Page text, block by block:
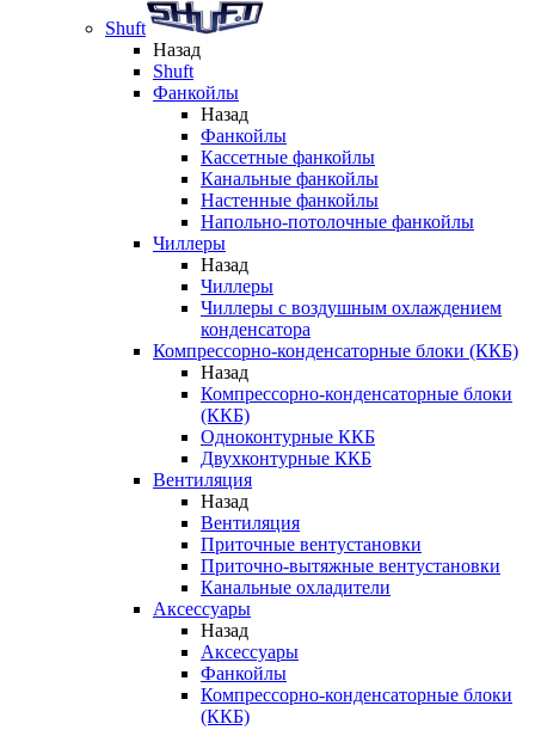
Shuft
Назад
Shuft
Фанкойлы
Назад
Фанкойлы
Кассетные фанкойлы
Канальные фанкойлы
Настенные фанкойлы
Напольно-потолочные фанкойлы
Чиллеры
Назад
Чиллеры
Чиллеры с воздушным охлаждением
конденсатора
Компрессорно-конденсаторные блоки (ККБ)
Назад
Компрессорно-конденсаторные блоки
(ККБ)
Одноконтурные ККБ
Двухконтурные ККБ
Вентиляция
Назад
Вентиляция
Приточные вентустановки
Приточно-вытяжные вентустановки
Канальные охладители
Аксессуары
Назад
Аксессуары
Фанкойлы
Компрессорно-конденсаторные блоки
(ККБ)